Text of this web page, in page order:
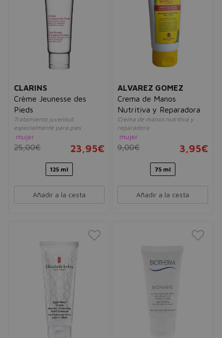
CLARINS
Crème Jeunesse des
Pieds
Tratamiento juventud
especialmente para pies
mujer
25,00€ 23,95€
125 ml
Añadir a la cesta
ALVAREZ GOMEZ
Crema de Manos
Nutritiva y Reparadora
Crema de manos nutritiva y
reparadora
mujer
9,00€ 3,95€
75 ml
Añadir a la cesta